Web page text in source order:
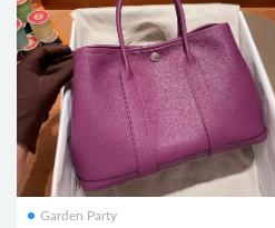
Garden Party